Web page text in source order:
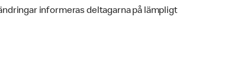
informeras deltagarna på lämpligt